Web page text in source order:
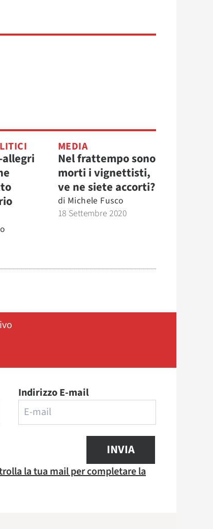
allegri
MEDIA
Nel frattempo sono
morti i vignettisti,
ve ne siete accorti?
di Michele Fusco
18 Settembre 2020
Indirizzo E-mail
INVIA
la tua mail per completare la